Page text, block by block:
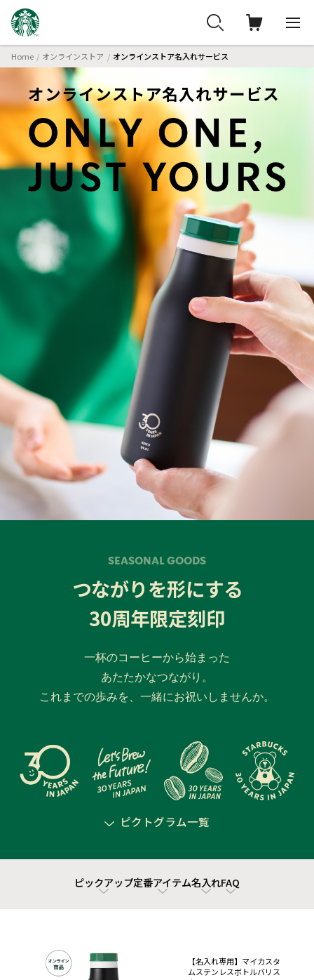
Home オンラインストア オンラインストア名入れサービス
オンラインストア名入れサービス
SEASONAL GOODS
つながりを形にする
30周年限定刻印
一杯のコーヒーから始まった
あたたかなつながり。
これまでの歩みを、一緒にお祝いしませんか。
ピクトグラム一覧
ピックアップ定番アイテム名入れFAQ
【名入れ専用】マイカスタ
ムステンレスボトルバリス